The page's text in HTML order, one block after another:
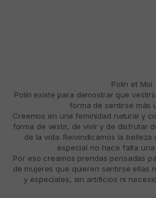
Polín et Moi
Polín existe para demostrar que
forma de sentirse más
Creemos en una feminidad natural y
forma de vestir, de vivir y de disfrutar
de la vida. Reivindicamos la
especial no hace falta
Por eso creamos prendas pensadas
de mujeres que quieren sentirse ellas
y especiales, sin artificios ni